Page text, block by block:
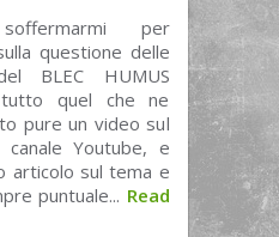
per
questione delle
BLEC HUMUS
quel che ne
pure un video sul
Youtube, e
articolo sul tema e
puntuale... Read